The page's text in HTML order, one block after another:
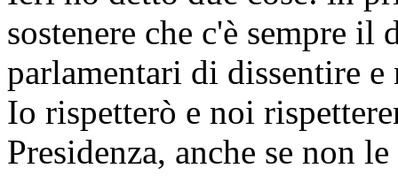
sostenere che c'è sempre
parlamentari di dissentire
Io rispetterò e noi
Presidenza, anche se non